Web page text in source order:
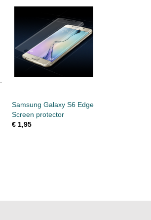
Samsung Galaxy S6 Edge
Screen protector
€ 1,95